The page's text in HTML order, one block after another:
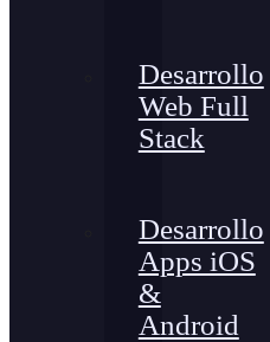
Desarrollo
Web Full
Stack
Desarrollo
Apps iOS
&
Android